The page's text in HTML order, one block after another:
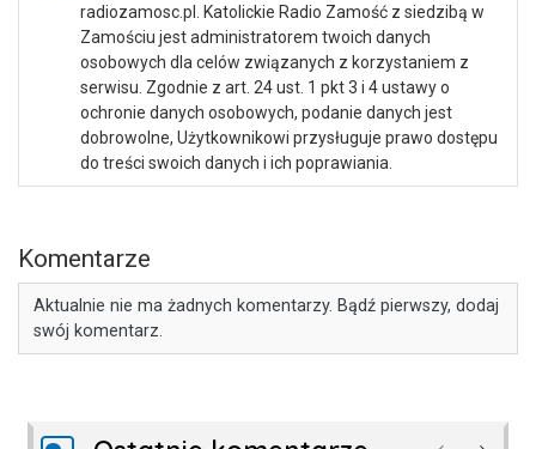
radiozamosc.pl. Katolickie Radio Zamość z siedzibą w
Zamościu jest administratorem twoich danych
osobowych dla celów związanych z korzystaniem z
serwisu. Zgodnie z art. 24 ust. 1 pkt 3 i 4 ustawy o
ochronie danych osobowych, podanie danych jest
dobrowolne, Użytkownikowi przysługuje prawo dostępu
do treści swoich danych i ich poprawiania.
Komentarze
Aktualnie nie ma żadnych komentarzy. Bądź pierwszy, dodaj
swój komentarz.